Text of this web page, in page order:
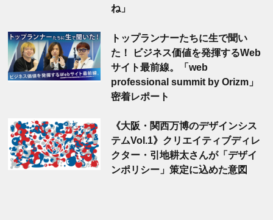
ね」
トップランナーたちに生で聞い
た！ ビジネス価値を発揮するWeb
サイト最前線。「web
professional summit by Orizm」
密着レポート
《大阪・関西万博のデザインシス
テムVol.1》クリエイティブディレ
クター・引地耕太さんが「デザイ
ンポリシー」策定に込めた意図